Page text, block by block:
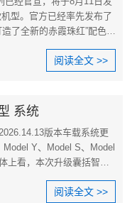
型。官方已经率先发布了
了全新的赤霞珠红”配色，
阅读全文 >>
系统
版本车载系统更
Y、Model S、Model
上看，本次升级囊括智能
阅读全文 >>